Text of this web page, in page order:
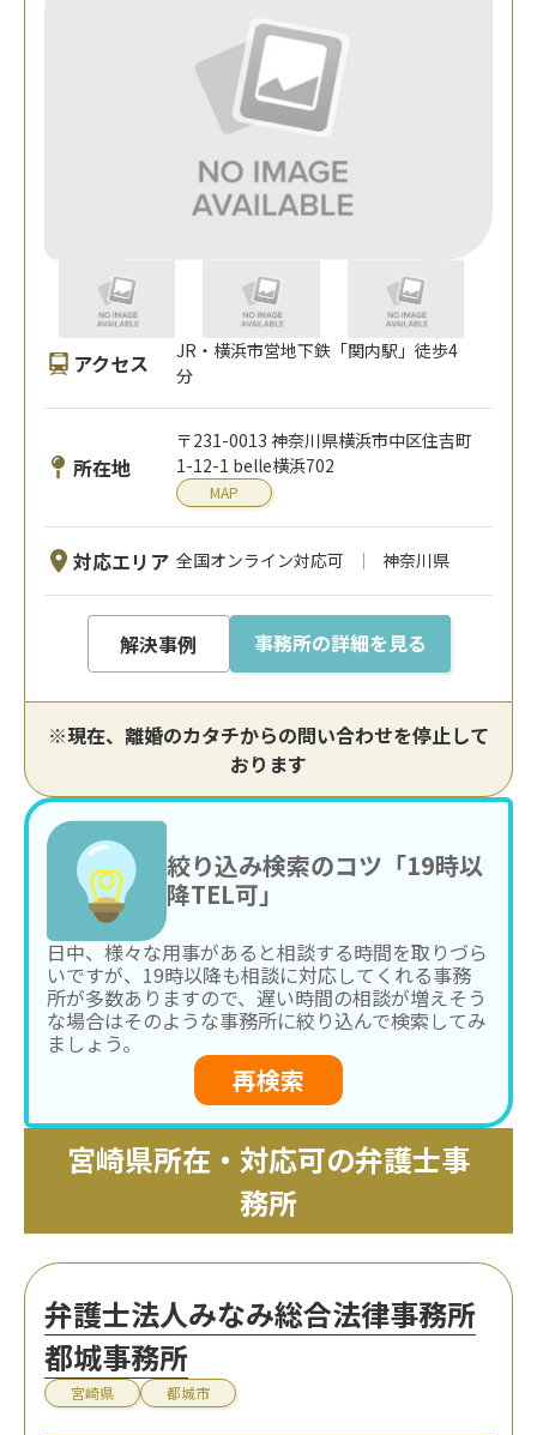
アクセス
JR・横浜市営地下鉄「関内駅」徒歩4
分
所在地
〒231-0013 神奈川県横浜市中区住吉町
1-12-1 belle横浜702
MAP
対応エリア 全国オンライン対応可 神奈川県
解決事例 事務所の詳細を見る
※現在、離婚のカタチからの問い合わせを停止して
おります
絞り込み検索のコツ「19時以
降TEL可」
日中、様々な用事があると相談する時間を取りづら
いですが、19時以降も相談に対応してくれる事務
所が多数ありますので、遅い時間の相談が増えそう
な場合はそのような事務所に絞り込んで検索してみ
ましょう。
再検索
宮崎県所在・対応可の弁護士事
務所
弁護士法人みなみ総合法律事務所
都城事務所
宮崎県 都城市